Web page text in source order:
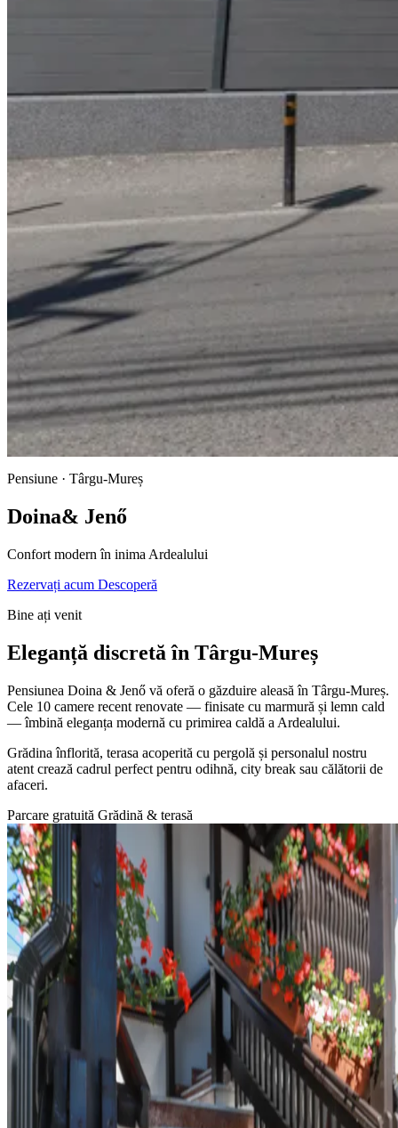
Pensiune · Târgu-Mureș
Doina& Jenő
Confort modern în inima Ardealului
Rezervați acum Descoperă
Bine ați venit
Eleganță discretă în Târgu-Mureș
Pensiunea Doina & Jenő vă oferă o găzduire aleasă în Târgu-Mureș.
Cele 10 camere recent renovate — finisate cu marmură și lemn cald
— îmbină eleganța modernă cu primirea caldă a Ardealului.
Grădina înflorită, terasa acoperită cu pergolă și personalul nostru
atent crează cadrul perfect pentru odihnă, city break sau călătorii de
afaceri.
Parcare gratuită Grădină & terasă